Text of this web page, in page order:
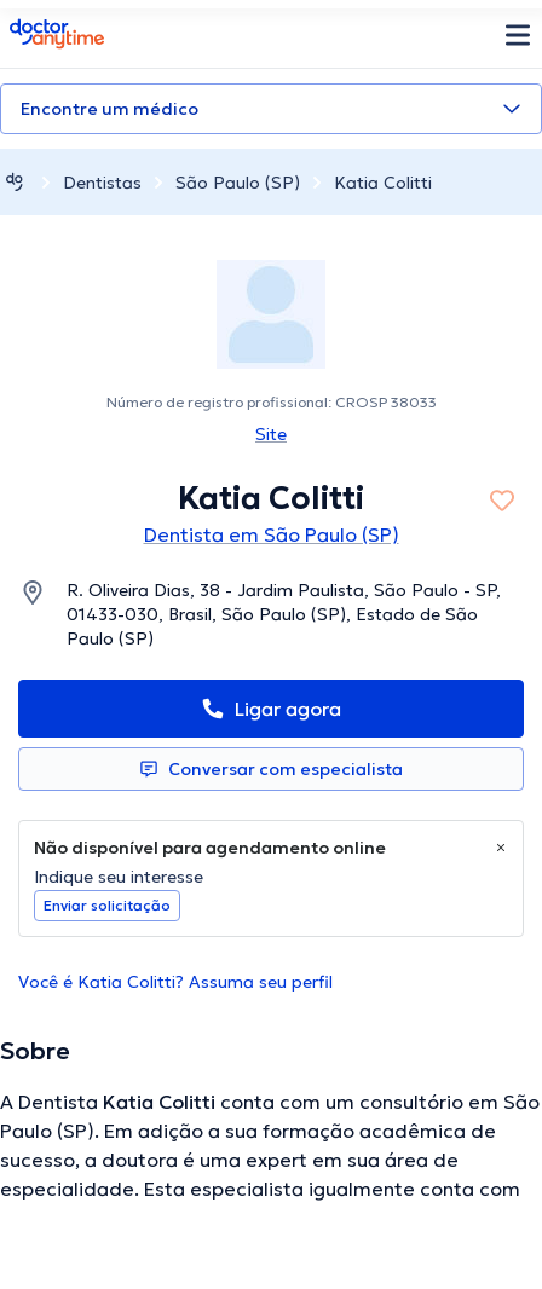
doctoranytime
Encontre um médico
Dentistas São Paulo (SP) Katia Colitti
Número de registro profissional: CROSP 38033
Site
Katia Colitti
Dentista em São Paulo (SP)
R. Oliveira Dias, 38 - Jardim Paulista, São Paulo - SP,
01433-030, Brasil, São Paulo (SP), Estado de São
Paulo (SP)
Ligar agora
Conversar com especialista
Não disponível para agendamento online
Indique seu interesse
Enviar solicitação
Você é Katia Colitti? Assuma seu perfil
Sobre
A Dentista Katia Colitti conta com um consultório em São
Paulo (SP). Em adição a sua formação acadêmica de
sucesso, a doutora é uma expert em sua área de
especialidade. Esta especialista igualmente conta com